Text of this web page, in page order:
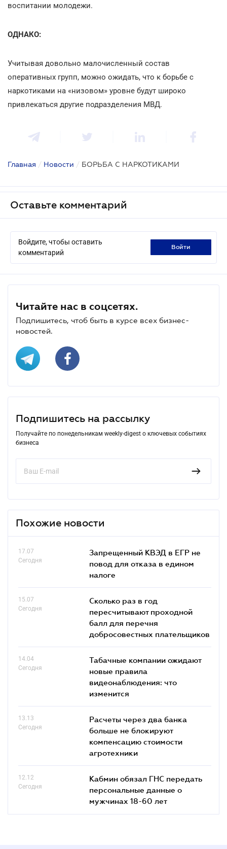
воспитании молодежи.
ОДНАКО:
Учитывая довольно малочисленный состав
оперативных групп, можно ожидать, что к борьбе с
наркотиками на «низовом» уровне будут широко
привлекаться другие подразделения МВД.
Главная / Новости / БОРЬБА С НАРКОТИКАМИ
Оставьте комментарий
Войдите, чтобы оставить
комментарий
войти
Читайте нас в соцсетях.
Подпишитесь, чтоб быть в курсе всех бизнес-
новостей.
Подпишитесь на рассылку
Получайте по понедельникам weekly-digest о ключевых событиях
бизнеса
Похожие новости
17.07
Сегодня
Запрещенный КВЭД в ЕГР не
повод для отказа в едином
налоге
15.07
Сегодня
Сколько раз в год
пересчитывают проходной
балл для перечня
добросовестных плательщиков
14.04
Сегодня
Табачные компании ожидают
новые правила
видеонаблюдения: что
изменится
13.13
Сегодня
Расчеты через два банка
больше не блокируют
компенсацию стоимости
агротехники
12.12
Сегодня
Кабмин обязал ГНС передать
персональные данные о
мужчинах 18-60 лет